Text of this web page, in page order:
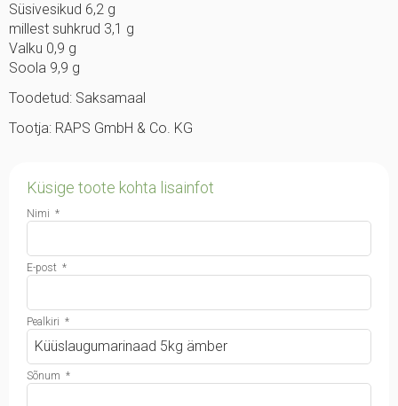
Süsivesikud 6,2 g
millest suhkrud 3,1 g
Valku 0,9 g
Soola 9,9 g
Toodetud: Saksamaal
Tootja: RAPS GmbH & Co. KG
Küsige toote kohta lisainfot
Nimi *
E-post *
Pealkiri *
Sõnum *